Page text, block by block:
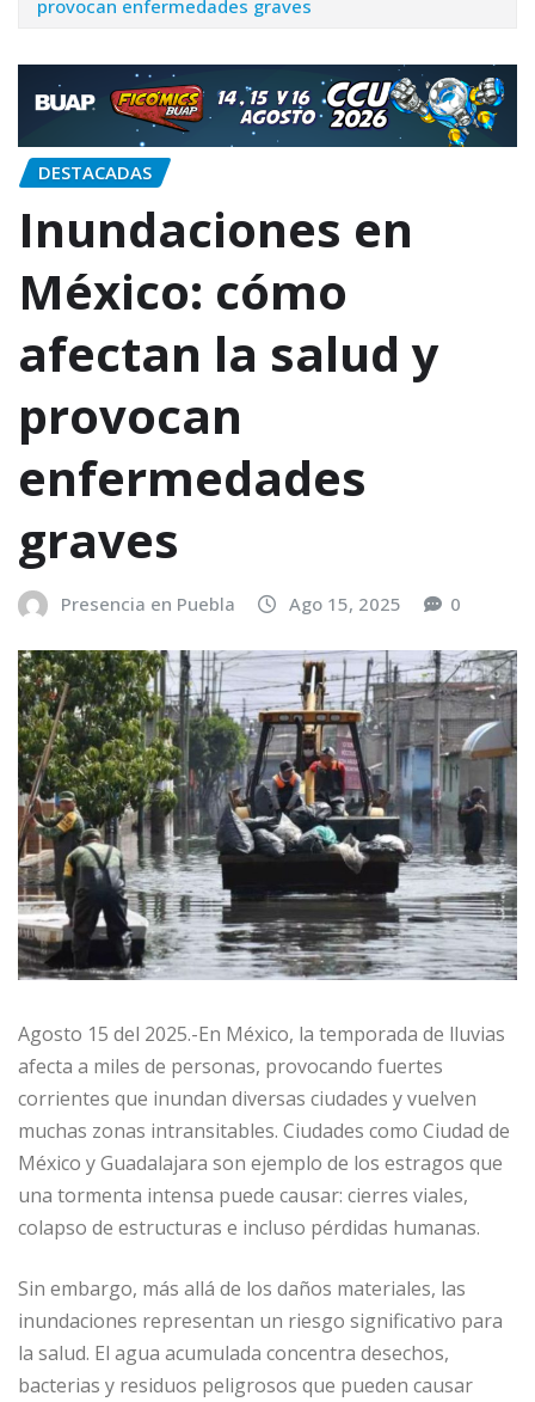
provocan enfermedades graves
DESTACADAS
Inundaciones en
México: cómo
afectan la salud y
provocan
enfermedades
graves
Presencia en Puebla Ago 15, 2025 0
Agosto 15 del 2025.-En México, la temporada de lluvias
afecta a miles de personas, provocando fuertes
corrientes que inundan diversas ciudades y vuelven
muchas zonas intransitables. Ciudades como Ciudad de
México y Guadalajara son ejemplo de los estragos que
una tormenta intensa puede causar: cierres viales,
colapso de estructuras e incluso pérdidas humanas.
Sin embargo, más allá de los daños materiales, las
inundaciones representan un riesgo significativo para
la salud. El agua acumulada concentra desechos,
bacterias y residuos peligrosos que pueden causar